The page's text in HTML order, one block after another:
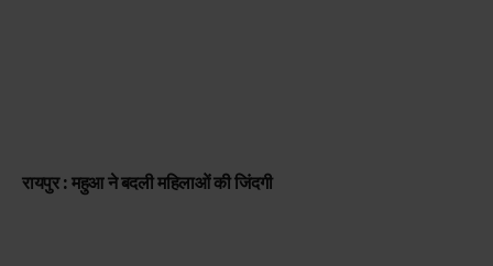
रायपुर : महुआ ने बदली महिलाओं की जिंदगी